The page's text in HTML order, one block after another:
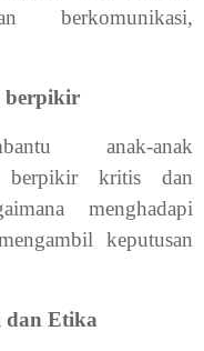
berkomunikasi,
berpikir
anak-anak
berpikir kritis dan
menghadapi
keputusan
dan Etika